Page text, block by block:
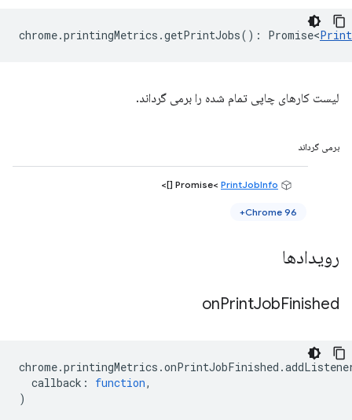
chrome.printingMetrics .getPrintJobs() : Promise<
لیست کارهای چاپی تمام شده را برمی گرداند.
برمی گرداند
PrintJobInfo
[]>
Chrome 96+
رویدادها
onPrintJobFinished
chrome.printingMetrics .onPrintJobFinished .
callback : function,
)